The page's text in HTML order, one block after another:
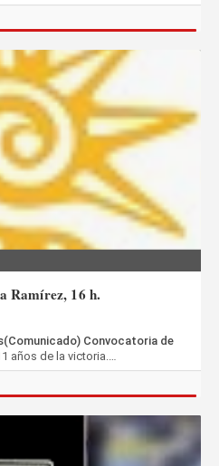
Ramírez, 16 h.
Convocatoria de
años de la victoria.…